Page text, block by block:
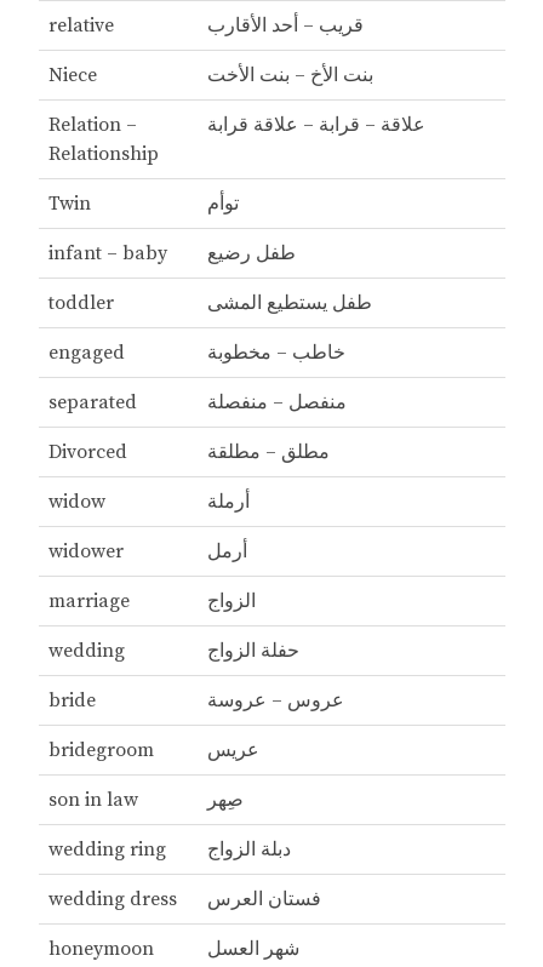
قريب – أحد الأقارب relative
بنت الأخ – بنت الأخت Niece
علاقة – قرابة – علاقة قرابة
Relation –
Relationship
توأم Twin
طفل رضيع infant – baby
طفل يستطيع المشى toddler
خاطب – مخطوبة engaged
منفصل – منفصلة separated
مطلق – مطلقة Divorced
أرملة widow
أرمل widower
الزواج marriage
حفلة الزواج wedding
عروس – عروسة bride
عريس bridegroom
صِهر son in law
دبلة الزواج wedding ring
فستان العرس wedding dress
شهر العسل honeymoon